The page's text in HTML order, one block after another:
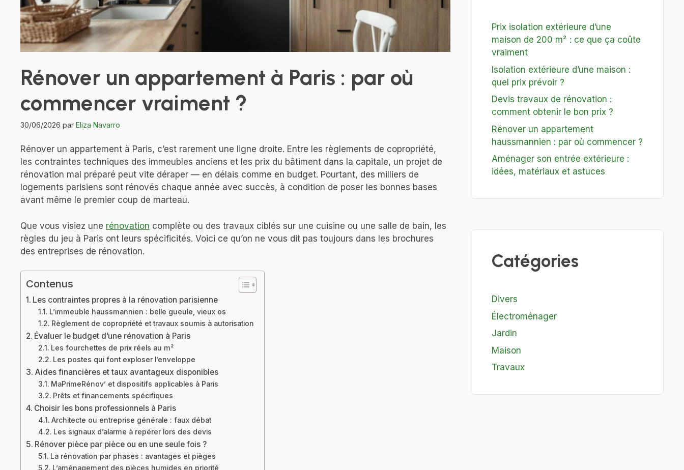
Rénover un appartement à Paris : par où
commencer vraiment ?
30/06/2026 par Eliza Navarro
Rénover un appartement à Paris, c’est rarement une ligne droite. Entre les règlements de copropriété,
les contraintes techniques des immeubles anciens et les prix du bâtiment dans la capitale, un projet de
rénovation mal préparé peut vite déraper — en délais comme en budget. Pourtant, des milliers de
logements parisiens sont rénovés chaque année avec succès, à condition de poser les bonnes bases
avant même le premier coup de marteau.
Que vous visiez une rénovation complète ou des travaux ciblés sur une cuisine ou une salle de bain, les
règles du jeu à Paris ont leurs spécificités. Voici ce qu’on ne vous dit pas toujours dans les brochures
des entreprises de rénovation.
Contenus
Les contraintes propres à la rénovation parisienne
L’immeuble haussmannien : belle gueule, vieux os
Règlement de copropriété et travaux soumis à autorisation
Évaluer le budget d’une rénovation à Paris
Les fourchettes de prix réels au m²
Les postes qui font exploser l’enveloppe
Aides financières et taux avantageux disponibles
MaPrimeRénov’ et dispositifs applicables à Paris
Prêts et financements spécifiques
Choisir les bons professionnels à Paris
Architecte ou entreprise générale : faux débat
Les signaux d’alarme à repérer lors des devis
Rénover pièce par pièce ou en une seule fois ?
La rénovation par phases : avantages et pièges
L’aménagement des pièces humides en priorité
Prix isolation extérieure d’une
maison de 200 m² : ce que ça coûte
vraiment
Isolation extérieure d’une maison :
quel prix prévoir ?
Devis travaux de rénovation :
comment obtenir le bon prix ?
Rénover un appartement
haussmannien : par où commencer ?
Aménager son entrée extérieure :
idées, matériaux et astuces
Catégories
Divers
Électroménager
Jardin
Maison
Travaux